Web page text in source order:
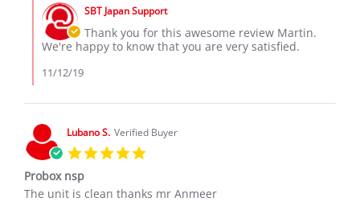
on
Nov
2019
Store
Owner
on
by
MARTIN
9
Nov
2019
SBT Japan Support
Thank you for this awesome review Martin.
We're happy to know that you are very satisfied.
11/12/19
Lubano S. Verified Buyer
Probox nsp
Review
review
The unit is clean thanks mr Anmeer